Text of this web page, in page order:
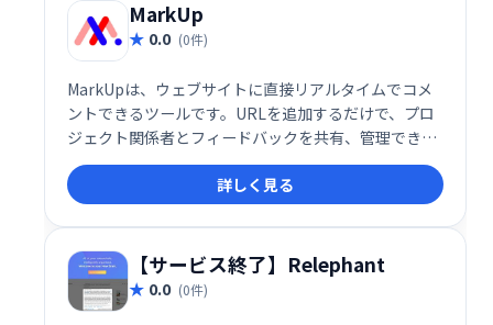
MarkUp
0.0 (0件)
MarkUpは、ウェブサイトに直接リアルタイムでコメ
ントできるツールです。URLを追加するだけで、プロ
ジェクト関係者とフィードバックを共有、管理できま
す。無制限のプロジェクト、共同編集者、コメントが
すべて無料で利用可能です。効率的なWebサイト改善
やチームコラボレーションを実現します。
詳しく見る
【サービス終了】Relephant
0.0 (0件)